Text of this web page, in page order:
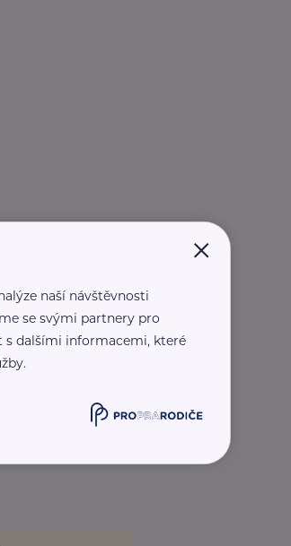
×
naší návštěvnosti
se svými partnery pro
s dalšími informacemi, které